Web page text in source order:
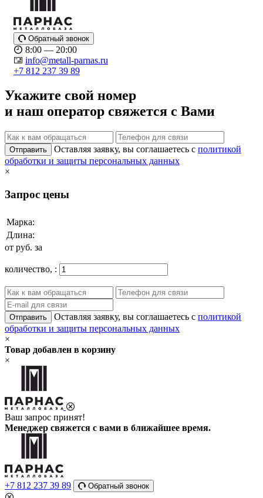
Обратный звонок
8:00 — 20:00
info@metall-parnas.ru
+7 812 237 39 89
Укажите свой номер
и наш оператор свяжется с Вами
Отправить Оставляя заявку, вы соглашаетесь с политикой
обработки и защиты персональных данных
×
Запрос цены
Марка:
Длина:
от руб. за
количество, :
Отправить Оставляя заявку, вы соглашаетесь с политикой
обработки и защиты персональных данных
×
Товар добавлен в корзину
×
Ваш запрос принят!
Менеджер свяжется с вами в ближайшее время.
+7 812 237 39 89 Обратный звонок